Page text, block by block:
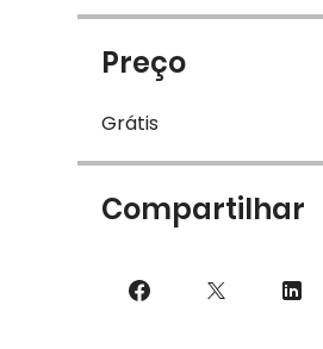
Preço
Grátis
Compartilhar